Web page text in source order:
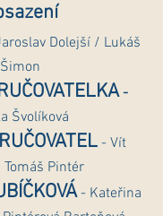
Dolejší / Lukáš
Šimon
-
Švolíková
- Vít
Pintér
- Kateřina